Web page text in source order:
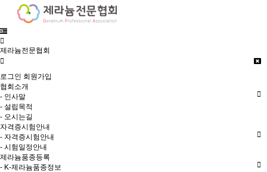
제라늄전문협회
로그인 회원가입
협회소개
- 인사말
- 설립목적
- 오시는길
자격증시험안내
- 자격증시험안내
- 시험일정안내
제라늄품종등록
- K-제라늄품종정보